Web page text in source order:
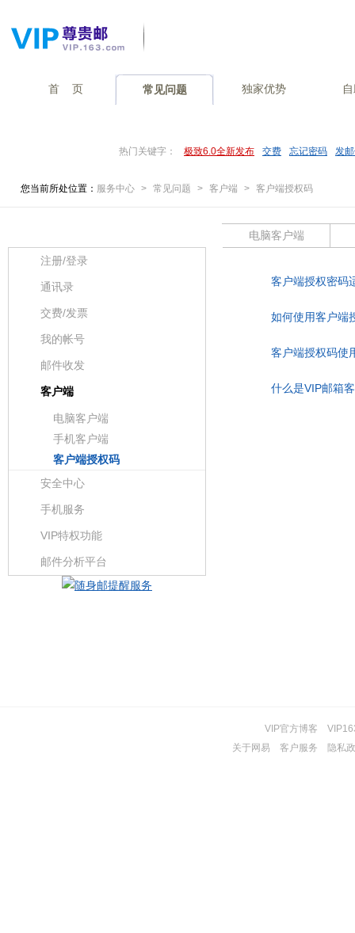
首 页 常见问题 独家优势
热门关键字： 极致6.0全新发布 交费 忘记密码 发
您当前所处位置： 服务中心 > 常见问题 > 客户端 > 客户端授权码
注册/登录
通讯录
交费/发票
我的帐号
邮件收发
客户端
电脑客户端
手机客户端
客户端授权码
安全中心
手机服务
VIP特权功能
邮件分析平台
电脑客户端
客户端授权密码
如何使用客户端
客户端授权码使
什么是VIP邮箱
VIP官方博客
关于网易
客户服务 隐私